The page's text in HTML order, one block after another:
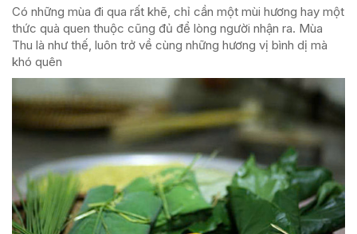
Có những mùa đi qua rất khẽ, chỉ cần một mùi hương hay một
thức quà quen thuộc cũng đủ để lòng người nhận ra. Mùa
Thu là như thế, luôn trở về cùng những hương vị bình dị mà
khó quên